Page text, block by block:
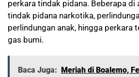
perkara tindak pidana. Beberapa di
tindak pidana narkotika,
perlindungan anak, hingga perkara
gas bumi.
Baca Juga: Meriah di Boalemo,